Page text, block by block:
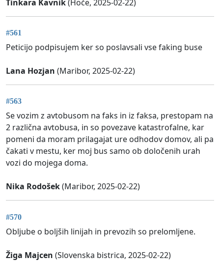
Tinkara Kavnik(Hoče, 2025-02-22)
#561
Peticijo podpisujem ker so poslavsali vse faking buse
Lana Hozjan (Maribor, 2025-02-22)
#563
Se vozim z avtobusom na faks in iz faksa, prestopam na
2 različna avtobusa, in so povezave katastrofalne, kar
pomeni da moram prilagajat ure odhodov domov, ali pa
čakati v mestu, ker moj bus samo ob določenih urah
vozi do mojega doma.
Nika Rodošek(Maribor, 2025-02-22)
#570
Obljube o boljših linijah in prevozih so prelomljene.
Žiga Majcen (Slovenska bistrica, 2025-02-22)